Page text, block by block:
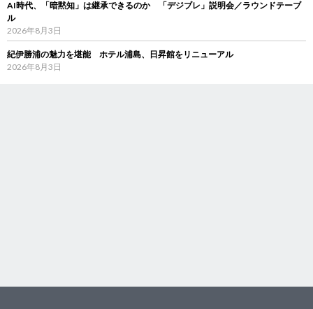
AI時代、「暗黙知」は継承できるのか 「デジブレ」説明会／ラウンドテーブ
ル
2026年8月3日
紀伊勝浦の魅力を堪能 ホテル浦島、日昇館をリニューアル
2026年8月3日